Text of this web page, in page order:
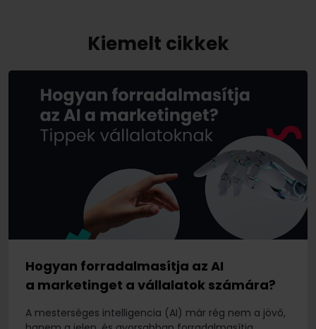
Kiemelt cikkek
Hogyan forradalmasítja az AI
a marketinget a vállalatok számára?
A mesterséges intelligencia (AI) már rég nem a jövő,